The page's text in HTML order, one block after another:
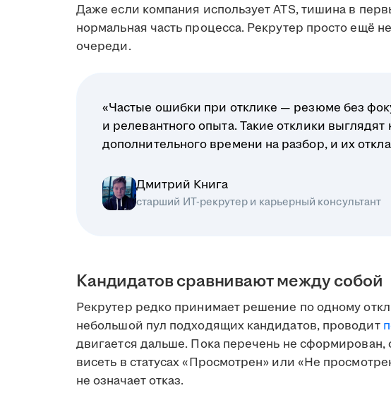
Даже если компания использует ATS, тишина в
нормальная часть процесса. Рекрутер просто ещё
очереди.
«Частые ошибки при отклике — резюме без
и релевантного опыта. Такие отклики
дополнительного времени на разбор, и их
Дмитрий Книга
старший ИТ-рекрутер и карьерный консультант
Кандидатов сравнивают между собой
Рекрутер редко принимает решение по одному
небольшой пул подходящих кандидатов, проводит
двигается дальше. Пока перечень не сформирован,
висеть в статусах «Просмотрен» или «Не
не означает отказ.